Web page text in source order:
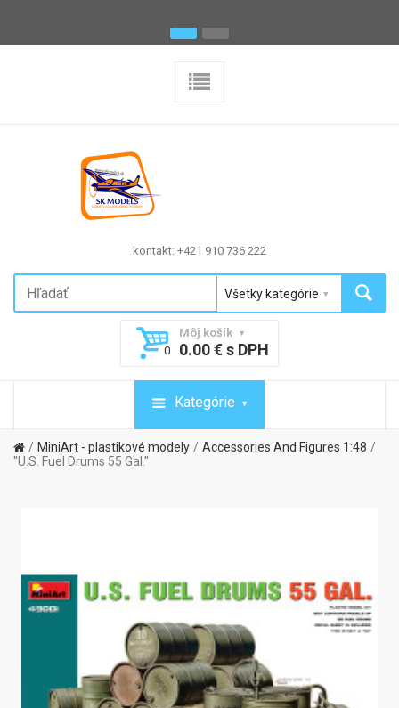
kontakt: +421 910 736 222
Môj košík
0
0.00 € s DPH
Kategórie
MiniArt - plastikové modely
Accessories And Figures 1:48
"U.S. Fuel Drums 55 Gal."